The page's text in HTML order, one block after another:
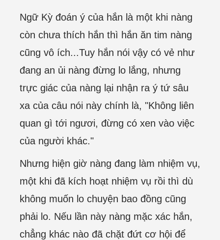
Ngữ Kỳ đoán ý của hắn là một khi nàng
còn chưa thích hắn thì hắn ăn tim nàng
cũng vô ích...Tuy hắn nói vậy có vẻ như
đang an ủi nàng đừng lo lắng, nhưng
trực giác của nàng lại nhận ra ý tứ sâu
xa của câu nói này chính là, "Không liên
quan gì tới ngươi, đừng có xen vào việc
của người khác."
Nhưng hiện giờ nàng đang làm nhiệm vụ,
một khi đã kích hoạt nhiệm vụ rồi thì dù
không muốn lo chuyện bao đồng cũng
phải lo. Nếu lần này nàng mặc xác hắn,
chẳng khác nào đã chặt đứt cơ hội để